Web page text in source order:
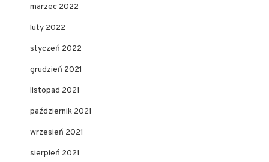
marzec 2022
luty 2022
styczeń 2022
grudzień 2021
listopad 2021
październik 2021
wrzesień 2021
sierpień 2021